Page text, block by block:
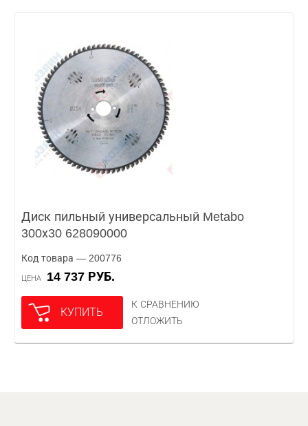
Диск пильный универсальный Metabo
300х30 628090000
Код товара — 200776
ЦЕНА 14 737 РУБ.
КУПИТЬ
К СРАВНЕНИЮ
ОТЛОЖИТЬ